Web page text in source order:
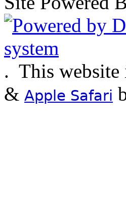
. This
& Apple Safari